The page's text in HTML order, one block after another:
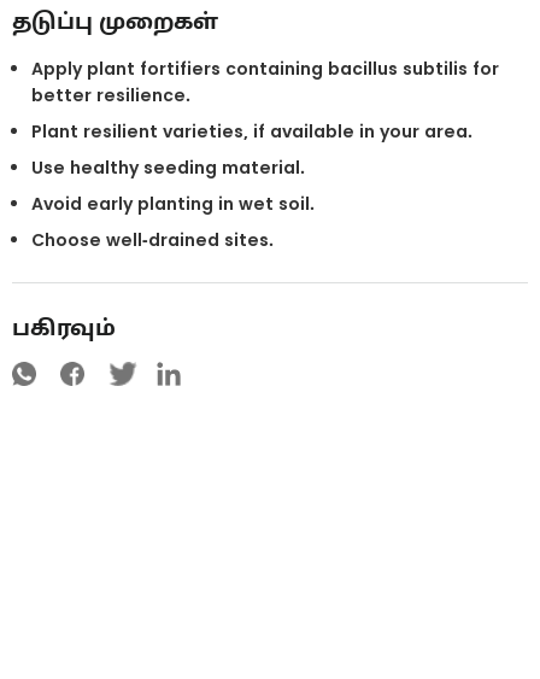
தடுப்பு முறைகள்
Apply plant fortifiers containing bacillus subtilis for
better resilience.
Plant resilient varieties, if available in your area.
Use healthy seeding material.
Avoid early planting in wet soil.
Choose well-drained sites.
பகிரவும்